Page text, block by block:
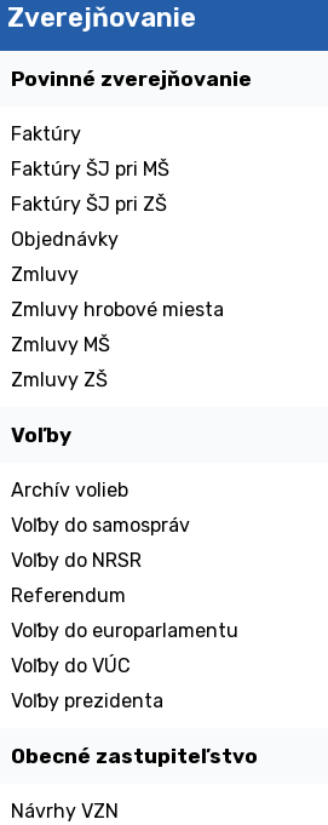
Zverejňovanie
Povinné zverejňovanie
Faktúry
Faktúry ŠJ pri MŠ
Faktúry ŠJ pri ZŠ
Objednávky
Zmluvy
Zmluvy hrobové miesta
Zmluvy MŠ
Zmluvy ZŠ
Voľby
Archív volieb
Voľby do samospráv
Voľby do NRSR
Referendum
Voľby do europarlamentu
Voľby do VÚC
Voľby prezidenta
Obecné zastupiteľstvo
Návrhy VZN